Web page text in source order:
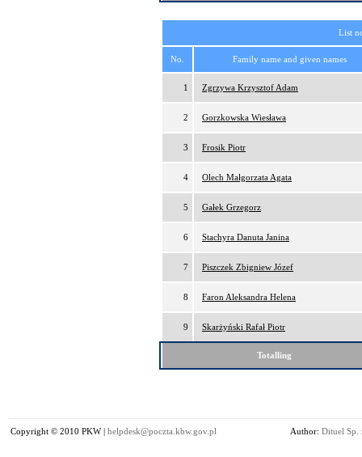
List
No. Family name and given names
1 Zgrzywa Krzysztof Adam
2 Gorzkowska Wiesława
3 Frosik Piotr
4 Olech Małgorzata Agata
5 Gałek Grzegorz
6 Stachyra Danuta Janina
7 Piszczek Zbigniew Józef
8 Faron Aleksandra Helena
9 Skarżyński Rafał Piotr
Totalling
Copyright © 2010 PKW | helpdesk@poczta.kbw.gov.pl Author: Dituel Sp.